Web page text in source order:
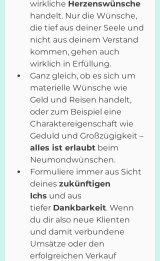
wirkliche Herzenswünsche
handelt. Nur die Wünsche,
die tief aus deiner Seele und
nicht aus deinem Verstand
kommen, gehen auch
wirklich in Erfüllung.
Ganz gleich, ob es sich um
materielle Wünsche wie
Geld und Reisen handelt,
oder zum Beispiel eine
Charaktereigenschaft wie
Geduld und Großzügigkeit –
alles ist erlaubt beim
Neumondwünschen.
Formuliere immer aus Sicht
deines zukünftigen
Ichs und aus
tiefer Dankbarkeit. Wenn
du dir also neue Klienten
und damit verbundene
Umsätze oder den
erfolgreichen Verkauf